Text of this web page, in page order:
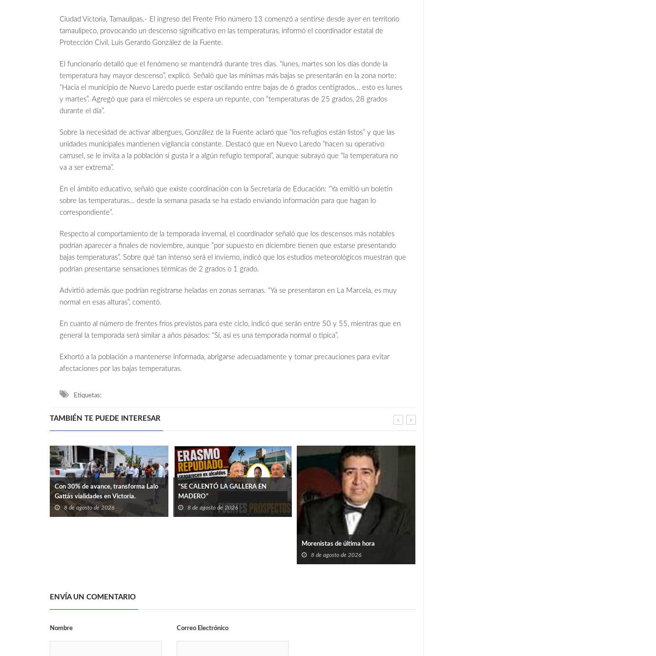
Ciudad Victoria, Tamaulipas.- El ingreso del Frente Frío número 13 comenzó a sentirse desde ayer en territorio
tamaulipeco, provocando un descenso significativo en las temperaturas, informó el coordinador estatal de
Protección Civil, Luis Gerardo González de la Fuente.
El funcionario detalló que el fenómeno se mantendrá durante tres días. “lunes, martes son los días donde la
temperatura hay mayor descenso”, explicó. Señaló que las mínimas más bajas se presentarán en la zona norte:
“Hacia el municipio de Nuevo Laredo puede estar oscilando entre bajas de 6 grados centígrados… esto es lunes
y martes”. Agregó que para el miércoles se espera un repunte, con “temperaturas de 25 grados, 28 grados
durante el día”.
Sobre la necesidad de activar albergues, González de la Fuente aclaró que “los refugios están listos” y que las
unidades municipales mantienen vigilancia constante. Destacó que en Nuevo Laredo “hacen su operativo
carrusel, se le invita a la población si gusta ir a algún refugio temporal”, aunque subrayó que “la temperatura no
va a ser extrema”.
En el ámbito educativo, señaló que existe coordinación con la Secretaría de Educación: “Ya emitió un boletín
sobre las temperaturas… desde la semana pasada se ha estado enviando información para que hagan lo
correspondiente”.
Respecto al comportamiento de la temporada invernal, el coordinador señaló que los descensos más notables
podrían aparecer a finales de noviembre, aunque “por supuesto en diciembre tienen que estarse presentando
bajas temperaturas”. Sobre qué tan intenso será el invierno, indicó que los estudios meteorológicos muestran que
podrían presentarse sensaciones térmicas de 2 grados o 1 grado.
Advirtió además que podrían registrarse heladas en zonas serranas. “Ya se presentaron en La Marcela, es muy
normal en esas alturas”, comentó.
En cuanto al número de frentes fríos previstos para este ciclo, indicó que serán entre 50 y 55, mientras que en
general la temporada será similar a años pasados: “Sí, así es una temporada normal o típica”.
Exhortó a la población a mantenerse informada, abrigarse adecuadamente y tomar precauciones para evitar
afectaciones por las bajas temperaturas.
Etiquetas:
TAMBIÉN TE PUEDE INTERESAR
Con 30% de avance, transforma Lalo
Gattás vialidades en Victoria.
8 de agosto de 2026
“SE CALENTÓ LA GALLERA EN
MADERO”
8 de agosto de 2026
Morenistas de última hora
8 de agosto de 2026
ENVÍA UN COMENTARIO
Nombre Correo Electrónico